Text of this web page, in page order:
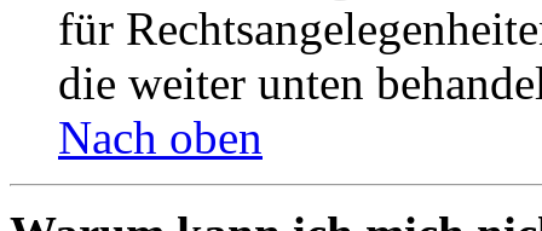
für
die weiter unten
Nach oben